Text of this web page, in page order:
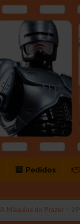
Pedidos
A Máquina do Prazer –